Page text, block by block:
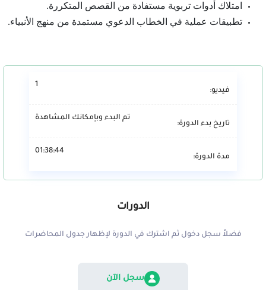
امتلاك أدوات تربوية مستفادة من القصص المتكررة.
تطبيقات عملية في الخطاب الدعوي مستمدة من منهج الأنبياء.
فيديو:
1
تاريخ بدء الدورة:
تم البدء وبإمكانك المشاهدة
مدة الدورة:
01:38:44
الدورات
فضلاً سجل دخول ثم اشترك في الدورة لإظهار جدول المحاضرات
سجل الآن